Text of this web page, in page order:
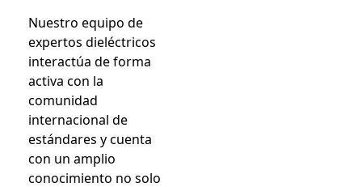
Nuestro equipo de
expertos dieléctricos
interactúa de forma
activa con la
comunidad
internacional de
estándares y cuenta
con un amplio
conocimiento no solo